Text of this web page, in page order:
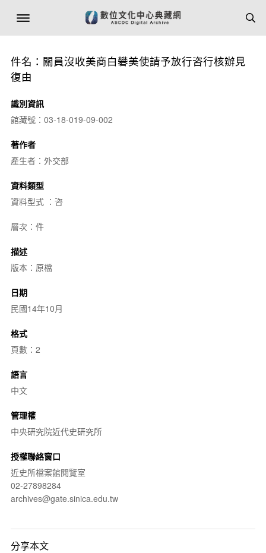
件名：關員沒收美商白礬美使請予放行咨行核辦見
復由
識別資訊
館藏號：03-18-019-09-002
著作者
產生者：外交部
資料類型
資料型式 ：咨
層次：件
描述
版本：原檔
日期
民國14年10月
格式
頁數：2
語言
中文
管理權
中央研究院近代史研究所
授權聯絡窗口
近史所檔案館閱覽室
02-27898284
archives@gate.sinica.edu.tw
分享本文